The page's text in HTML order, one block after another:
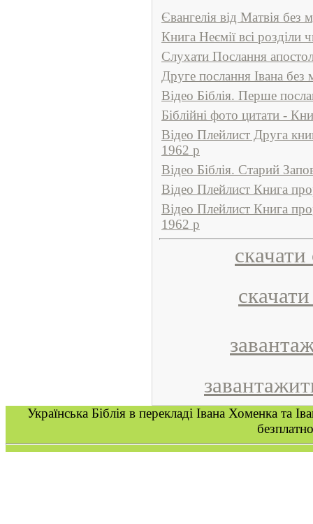
Євангелія від Матвія без
Книга Неємії всі розділи
Слухати Послання
Друге послання Івана без
Відео Біблія. Перше
Біблійні фото цитати -
Відео Плейлист Друга
1962 р
Відео Біблія. Старий
Відео Плейлист Книга
Відео Плейлист Книга
1962 р
Українська Біблія в перекладі Івана Хоменка та